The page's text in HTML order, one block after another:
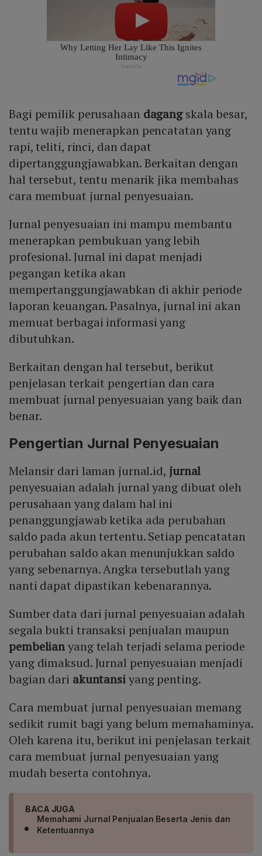
Bagi pemilik perusahaan dagangskala besar,
tentu wajib menerapkan pencatatan yang
rapi, teliti, rinci, dan dapat
dipertanggungjawabkan. Berkaitan dengan
hal tersebut, tentu menarik jika membahas
cara membuat jurnal penyesuaian.
Jurnal penyesuaian ini mampu membantu
menerapkan pembukuan yang lebih
profesional. Jurnal ini dapat menjadi
pegangan ketika akan
mempertanggungjawabkan di akhir periode
laporan keuangan. Pasalnya, jurnal ini akan
memuat berbagai informasi yang
dibutuhkan.
Berkaitan dengan hal tersebut, berikut
penjelasan terkait pengertian dan cara
membuat jurnal penyesuaian yang baik dan
benar.
Pengertian Jurnal Penyesuaian
Melansir dari laman jurnal.id, jurnal
penyesuaian adalah jurnal yang dibuat oleh
perusahaan yang dalam hal ini
penanggungjawab ketika ada perubahan
saldo pada akun tertentu. Setiap pencatatan
perubahan saldo akan menunjukkan saldo
yang sebenarnya. Angka tersebutlah yang
nanti dapat dipastikan kebenarannya.
Sumber data dari jurnal penyesuaian adalah
segala bukti transaksi penjualan maupun
pembelianyang telah terjadi selama periode
yang dimaksud. Jurnal penyesuaian menjadi
bagian dari akuntansiyang penting.
Cara membuat jurnal penyesuaian memang
sedikit rumit bagi yang belum memahaminya.
Oleh karena itu, berikut ini penjelasan terkait
cara membuat jurnal penyesuaian yang
mudah beserta contohnya.
BACA JUGA
Memahami Jurnal Penjualan Beserta Jenis dan
Ketentuannya